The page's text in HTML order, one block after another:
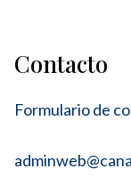
Contacto
Formulario de